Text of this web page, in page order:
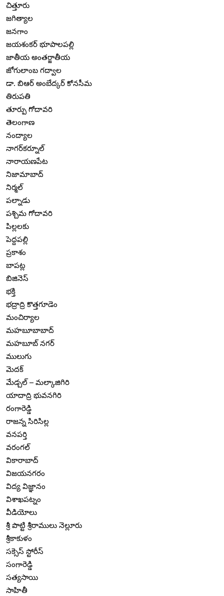
చిత్తూరు
జగిత్యాల
జనగాం
జయశంకర్ భూపాలపల్లి
జాతీయ అంతర్జాతీయ
జోగులాంబ గద్వాల
డా. బిఆర్ అంబేద్కర్ కోనసీమ
తిరుపతి
తూర్పు గోదావరి
తెలంగాణ
నంద్యాల
నాగర్‌కర్నూల్
నారాయణపేట
నిజామాబాద్
నిర్మల్
పల్నాడు
పశ్చిమ గోదావరి
పిల్లలకు
పెద్దపల్లి
ప్రకాశం
బాపట్ల
బిజినెస్
భక్తి
భద్రాద్రి కొత్తగూడెం
మంచిర్యాల
మహబూబాబాద్
మహబూబ్ నగర్
ములుగు
మెదక్
మేడ్చల్ – మల్కాజిగిరి
యాదాద్రి భువనగిరి
రంగారెడ్డి
రాజన్న సిరిసిల్ల
వనపర్తి
వరంగల్
వికారాబాద్
విజయనగరం
విద్య విజ్ఞానం
విశాఖపట్నం
వీడియోలు
శ్రీ పొట్టి శ్రీరాములు నెల్లూరు
శ్రీకాకుళం
సక్సెస్ స్టోరీస్
సంగారెడ్డి
సత్యసాయి
సాహితీ